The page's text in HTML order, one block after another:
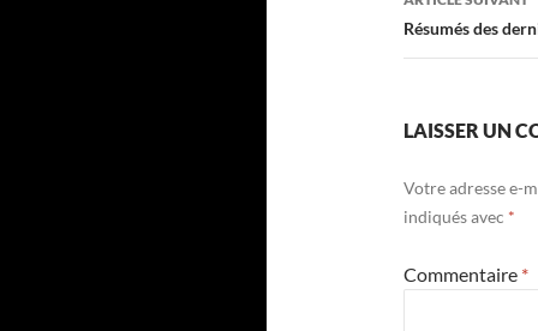
Résumés des
LAISSER UN
Votre adresse e-
indiqués avec *
Commentaire *